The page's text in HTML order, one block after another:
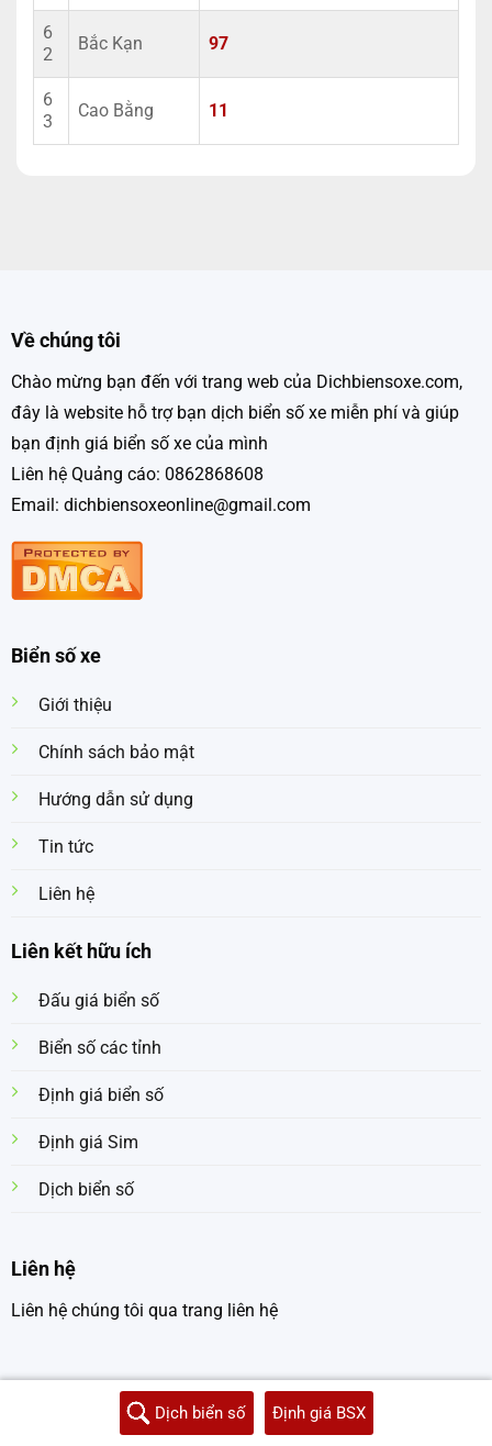
6
2
Bắc Kạn 97
6
3
Cao Bằng 11
Về chúng tôi
Chào mừng bạn đến với trang web của Dichbiensoxe.com,
đây là website hỗ trợ bạn dịch biển số xe miễn phí và giúp
bạn định giá biển số xe của mình
Liên hệ Quảng cáo: 0862868608
Email: dichbiensoxeonline@gmail.com
Biển số xe
Giới thiệu
Chính sách bảo mật
Hướng dẫn sử dụng
Tin tức
Liên hệ
Liên kết hữu ích
Đấu giá biển số
Biển số các tỉnh
Định giá biển số
Định giá Sim
Dịch biển số
Liên hệ
Liên hệ chúng tôi qua trang liên hệ
Copyright 2026 © dichbiensoxe.com
Dịch biển số Định giá BSX